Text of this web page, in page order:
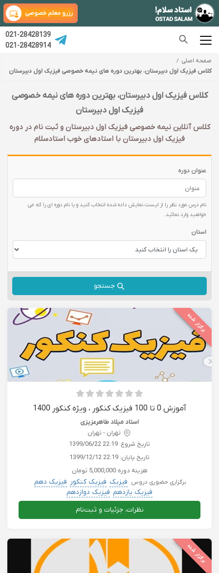
رزرو معلم خصوصی
021-28428139
021-28428914
صفحه اصلی
کلاس فیزیک اول دبیرستان، بهترین دوره های نیمه خصوصی فیزیک اول دبیرستان
کلاس فیزیک اول دبیرستان، بهترین دوره های نیمه خصوصی
فیزیک اول دبیرستان
کلاس آنلاین نیمه خصوصی فیزیک اول دبیرستان و ثبت نام در دوره
فیزیک اول دبیرستان با‌ استادهای خوب استادسلام
عنوان دوره
نام درس مورد نظر را از لیست نمایش داده شده انتخاب کنید و یا نام دوره ای را که می
خواهید وارد نمائید.
استان
جستجو
برگزار شده
آموزش 0 تا 100 فیزیک کنکور ، ویژه کنکور 1400
استاد میلاد طاهرعزیزی
تهران - تهران
تاریخ شروع: 1399/06/22 22:19
تاریخ پایان: 1399/12/12 22:19
هزینه دوره:5,000,000 تومان
برگزاری حضوری دروس فیزیک فیزیک کنکور فیزیک دهم
فیزیک یازدهم فیزیک دوازدهم
نظرات، جزئیات و ثبت‌نام
برگزار شده